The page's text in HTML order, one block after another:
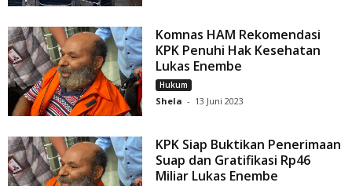
Komnas HAM Rekomendasi
KPK Penuhi Hak Kesehatan
Lukas Enembe
Hukum
Shela - 13 Juni 2023
KPK Siap Buktikan Penerimaan
Suap dan Gratifikasi Rp46
Miliar Lukas Enembe